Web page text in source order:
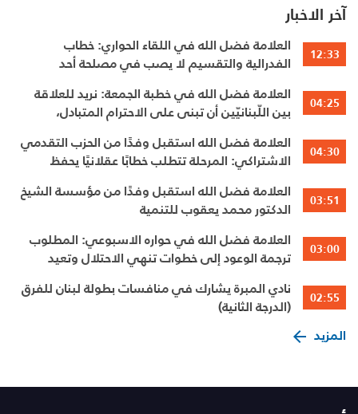
آخر الاخبار
12:33
العلامة فضل الله في اللقاء الحواري: خطاب
الفدرالية والتقسيم لا يصب في مصلحة أحد
04:25
العلامة فضل الله في خطبة الجمعة: نريد للعلاقة
بين اللّبنانيّين أن تبنى على الاحترام المتبادل،
04:30
العلامة فضل الله استقبل وفدًا من الحزب التقدمي
الاشتراكي: المرحلة تتطلب خطابًا عقلانيًا يحفظ
03:51
العلامة فضل الله استقبل وفدًا من مؤسسة الشيخ
الدكتور محمد يعقوب للتنمية
03:00
العلامة فضل الله في حواره الاسبوعي: المطلوب
ترجمة الوعود إلى خطوات تنهي الاحتلال وتعيد
02:55
نادي المبرة يشارك في منافسات بطولة لبنان للفرق
(الدرجة الثانية)
المزيد